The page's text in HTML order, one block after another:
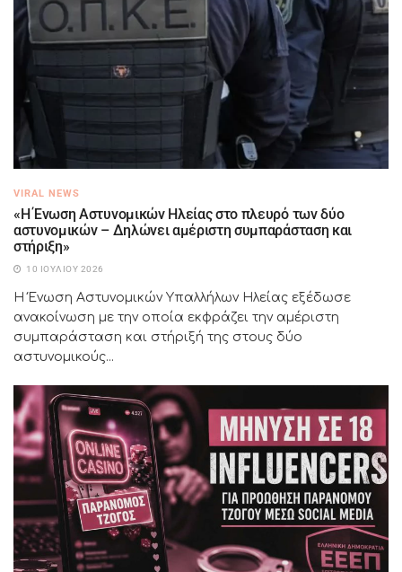
VIRAL NEWS
«Η Ένωση Αστυνομικών Ηλείας στο πλευρό των δύο
αστυνομικών – Δηλώνει αμέριστη συμπαράσταση και
στήριξη»
10 ΙΟΥΛΊΟΥ 2026
Η Ένωση Αστυνομικών Υπαλλήλων Ηλείας εξέδωσε
ανακοίνωση με την οποία εκφράζει την αμέριστη
συμπαράσταση και στήριξή της στους δύο
αστυνομικούς...